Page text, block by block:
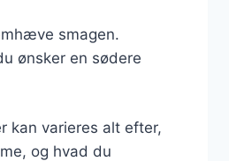
smagen.
ønsker en sødere
kan varieres alt efter,
og hvad du